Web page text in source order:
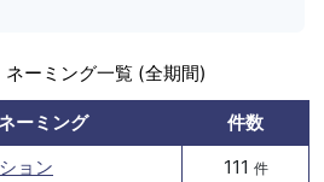
ーミング一覧 (全期間)
ーミング
件数
ョン
111 件